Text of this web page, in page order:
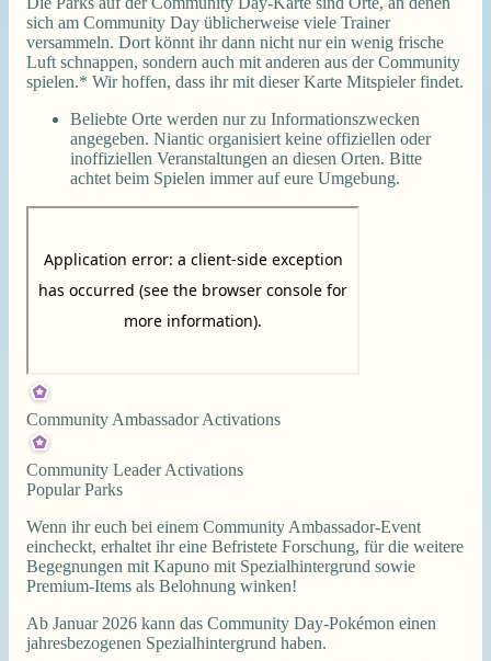
sich am Community Day üblicherweise viele Trainer
versammeln. Dort könnt ihr dann nicht nur ein wenig frische
Luft schnappen, sondern auch mit anderen aus der Community
spielen.* Wir hoffen, dass ihr mit dieser Karte Mitspieler findet.
Beliebte Orte werden nur zu Informationszwecken
angegeben. Niantic organisiert keine offiziellen oder
inoffiziellen Veranstaltungen an diesen Orten. Bitte
achtet beim Spielen immer auf eure Umgebung.
Community Ambassador Activations
Community Leader Activations
Popular Parks
Wenn ihr euch bei einem Community Ambassador-Event
eincheckt, erhaltet ihr eine Befristete Forschung, für die weitere
Begegnungen mit Kapuno mit Spezialhintergrund sowie
Premium-Items als Belohnung winken!
Ab Januar 2026 kann das Community Day-Pokémon einen
jahresbezogenen Spezialhintergrund haben.